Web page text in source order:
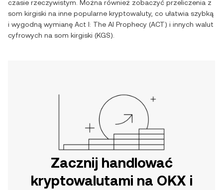
czasie rzeczywistym. Można również zobaczyć przeliczenia z
som kirgiski na inne popularne kryptowaluty, co ułatwia szybką
i wygodną wymianę Act I: The AI Prophecy (ACT) i innych walut
cyfrowych na som kirgiski (KGS).
Zacznij handlować
kryptowalutami na OKX i